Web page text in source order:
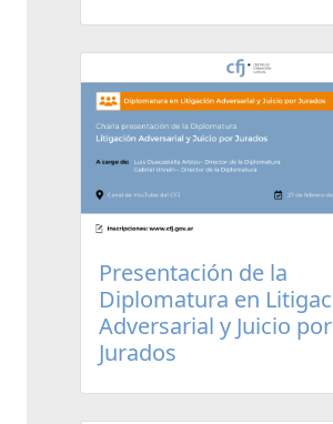
Presentación de la
Diplomatura en
Adversarial y Juicio por
Jurados